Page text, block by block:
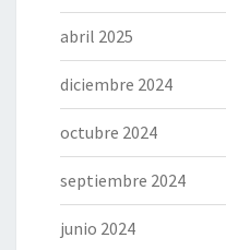
abril 2025
diciembre 2024
octubre 2024
septiembre 2024
junio 2024